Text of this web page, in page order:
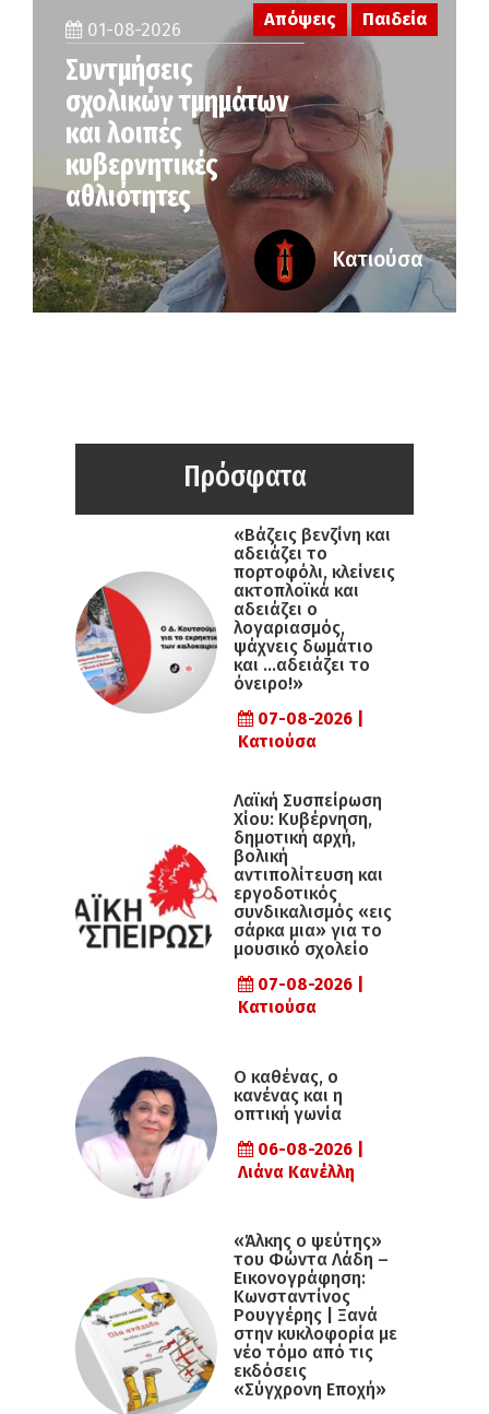
01-08-2026
Συντμήσεις
σχολικών τμημάτων
και λοιπές
κυβερνητικές
αθλιότητες
Απόψεις Παιδεία
Κατιούσα
Πρόσφατα
«Βάζεις βενζίνη και
αδειάζει το
πορτοφόλι, κλείνεις
ακτοπλοϊκά και
αδειάζει ο
λογαριασμός,
ψάχνεις δωμάτιο
και …αδειάζει το
όνειρο!»
07-08-2026 |
Κατιούσα
Λαϊκή Συσπείρωση
Χίου: Κυβέρνηση,
δημοτική αρχή,
βολική
αντιπολίτευση και
εργοδοτικός
συνδικαλισμός «εις
σάρκα μια» για το
μουσικό σχολείο
07-08-2026 |
Κατιούσα
Ο καθένας, ο
κανένας και η
οπτική γωνία
06-08-2026 |
Λιάνα Κανέλλη
«Άλκης ο ψεύτης»
του Φώντα Λάδη –
Εικονογράφηση:
Κωνσταντίνος
Ρουγγέρης | Ξανά
στην κυκλοφορία με
νέο τόμο από τις
εκδόσεις
«Σύγχρονη Εποχή»